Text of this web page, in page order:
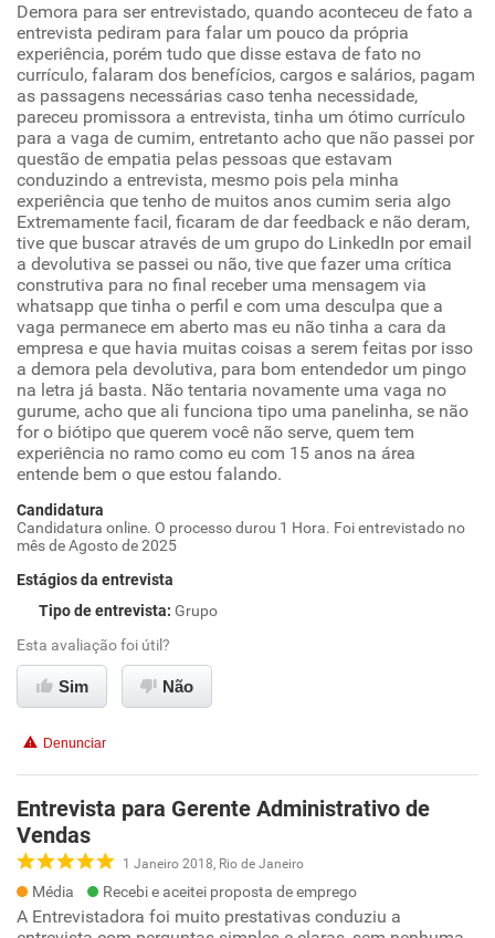
Demora para ser entrevistado, quando aconteceu de fato a
entrevista pediram para falar um pouco da própria
experiência, porém tudo que disse estava de fato no
currículo, falaram dos benefícios, cargos e salários, pagam
as passagens necessárias caso tenha necessidade,
pareceu promissora a entrevista, tinha um ótimo currículo
para a vaga de cumim, entretanto acho que não passei por
questão de empatia pelas pessoas que estavam
conduzindo a entrevista, mesmo pois pela minha
experiência que tenho de muitos anos cumim seria algo
Extremamente facil, ficaram de dar feedback e não deram,
tive que buscar através de um grupo do LinkedIn por email
a devolutiva se passei ou não, tive que fazer uma crítica
construtiva para no final receber uma mensagem via
whatsapp que tinha o perfil e com uma desculpa que a
vaga permanece em aberto mas eu não tinha a cara da
empresa e que havia muitas coisas a serem feitas por isso
a demora pela devolutiva, para bom entendedor um pingo
na letra já basta. Não tentaria novamente uma vaga no
gurume, acho que ali funciona tipo uma panelinha, se não
for o biótipo que querem você não serve, quem tem
experiência no ramo como eu com 15 anos na área
entende bem o que estou falando.
Candidatura
Candidatura online. O processo durou 1 Hora. Foi entrevistado no
mês de Agosto de 2025
Estágios da entrevista
Tipo de entrevista: Grupo
Esta avaliação foi útil?
Sim Não
Denunciar
Entrevista para Gerente Administrativo de
Vendas
1 Janeiro 2018, Rio de Janeiro
Média Recebi e aceitei proposta de emprego
A Entrevistadora foi muito prestativas conduziu a